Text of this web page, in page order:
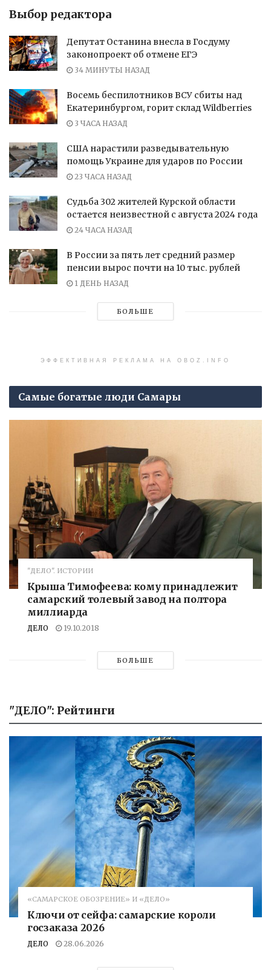
Выбор редактора
Депутат Останина внесла в Госдуму
законопроект об отмене ЕГЭ
34 МИНУТЫ НАЗАД
Восемь беспилотников ВСУ сбиты над
Екатеринбургом, горит склад Wildberries
3 ЧАСА НАЗАД
США нарастили разведывательную
помощь Украине для ударов по России
23 ЧАСА НАЗАД
Судьба 302 жителей Курской области
остается неизвестной с августа 2024 года
24 ЧАСА НАЗАД
В России за пять лет средний размер
пенсии вырос почти на 10 тыс. рублей
1 ДЕНЬ НАЗАД
БОЛЬШЕ
ЭФФЕКТИВНАЯ РЕКЛАМА НА OBOZ.INFO
Самые богатые люди Самары
"ДЕЛО". ИСТОРИИ
Крыша Тимофеева: кому принадлежит
самарский толевый завод на полтора
миллиарда
ДЕЛО 19.10.2018
БОЛЬШЕ
"ДЕЛО": Рейтинги
«САМАРСКОЕ ОБОЗРЕНИЕ» И «ДЕЛО»
Ключи от сейфа: самарские короли
госзаказа 2026
ДЕЛО 28.06.2026